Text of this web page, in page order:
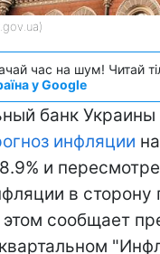
час на шум! Читай
у Google
банк
инфляции
и
в
этом сообщает